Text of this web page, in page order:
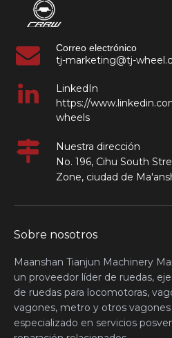
Correo electrónico
tj-marketing@tj-
LinkedIn
https://
wheels
Nuestra dirección
No. 196, Cihu South
Zone, ciudad de
Sobre nosotros
Maanshan Tianjun Machinery
un proveedor líder de ruedas,
de ruedas para locomotoras,
vagones, metro y otros
especializado en servicios